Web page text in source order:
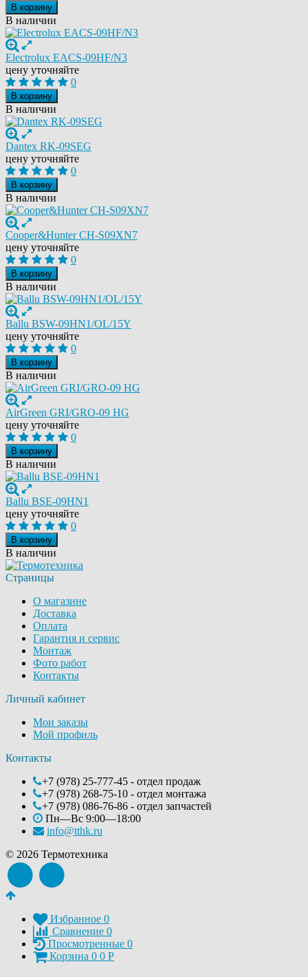
В корзину
В наличии
Electrolux EACS-09HF/N3
цену уточняйте
0
В корзину
В наличии
Dantex RK-09SEG
цену уточняйте
0
В корзину
В наличии
Cooper&Hunter CH-S09XN7
цену уточняйте
0
В корзину
В наличии
Ballu BSW-09HN1/OL/15Y
цену уточняйте
0
В корзину
В наличии
AirGreen GRI/GRO-09 HG
цену уточняйте
0
В корзину
В наличии
Ballu BSE-09HN1
цену уточняйте
0
В корзину
В наличии
Страницы
О магазине
Доставка
Оплата
Гарантия и сервис
Монтаж
Фото работ
Контакты
Личный кабинет
Мои заказы
Мой профиль
Контакты
+7 (978) 25-777-45 - отдел продаж
+7 (978) 268-75-10 - отдел монтажа
+7 (978) 086-76-86 - отдел запчастей
Пн—Вс 9:00—18:00
info@tthk.ru
© 2026 Термотехника
Избранное 0
Сравнение 0
Просмотренные 0
Корзина 0 0 Р